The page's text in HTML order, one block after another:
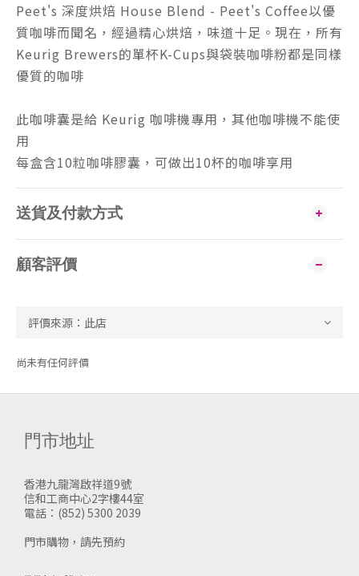
Peet's 深度烘焙 House Blend - Peet's Coffee以優
質咖啡而聞名，經過精心烘焙，味道十足。現在，所有
Keurig Brewers的單杯K-Cups與袋裝咖啡粉都是同樣
優質的咖啡
此咖啡囊是給 Keurig 咖啡機專用，其他咖啡機不能使
用
每盒含10粒咖啡膠囊，可做出10杯的咖啡享用
送貨及付款方式
顧客評價
尚未有任何評價
門市地址
香港九龍灣啟祥道9號
信和工商中心2字樓44室
電話：(852) 5300 2039
門市購物，請先預約